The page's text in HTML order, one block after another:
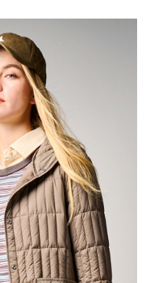
費。
（以下簡稱本公司）所提供，讓
務，並由商店將買賣／分期付款
司帳單繳交帳款。
約關係目的，商店將以您的個人
大哥大進項蒐集、處理及利用，
確認、核對及更正。
https://oppay.tw/userRule
費
運費
運費